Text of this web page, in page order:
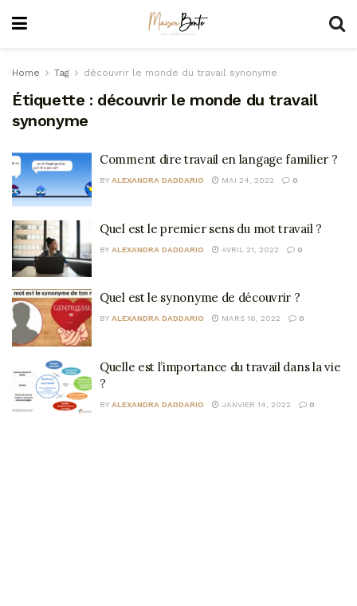
Home Tag découvrir le monde du travail synonyme
Étiquette : découvrir le monde du travail
synonyme
Comment dire travail en langage familier ?
BY ALEXANDRA DADDARIO MAI 24, 2022 0
Quel est le premier sens du mot travail ?
BY ALEXANDRA DADDARIO AVRIL 21, 2022 0
Quel est le synonyme de découvrir ?
BY ALEXANDRA DADDARIO MARS 16, 2022 0
Quelle est l’importance du travail dans la vie
?
BY ALEXANDRA DADDARIO JANVIER 14, 2022 0